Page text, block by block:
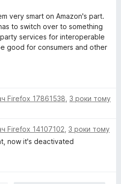
very smart on Amazon's part.
to switch over to something
services for interoperable
good for consumers and other
Firefox 17861538 3 роки тому
Firefox 14107102 3 роки тому
now it's deactivated